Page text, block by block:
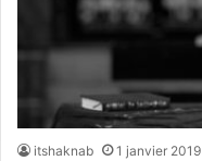
itshaknab 1 janvier 2019